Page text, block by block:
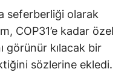
seferberliği olarak
COP31’e kadar özel
görünür kılacak bir
sözlerine ekledi.